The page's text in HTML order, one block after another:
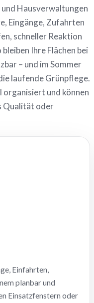
Hausverwaltungen
Eingänge, Zufahrten
schneller Reaktion
Ihre Flächen bei
– und im Sommer
laufende Grünpflege.
organisiert und können
Qualität oder
Einfahrten,
planbar und
Einsatzfenstern oder